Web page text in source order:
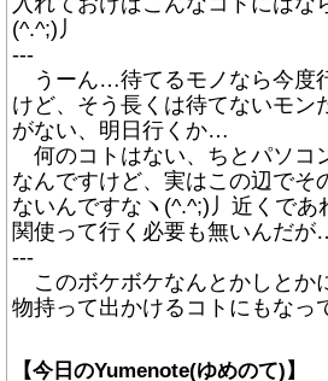
(^.^;)丿
---
うーん…待てるモノなら今度
けど、そう長くは待てないモン
がない、明日行くか…
何のコトはない、ちとパソコ
なんですけど、実はこの辺でそ
ないんですなヽ(^.^;)丿近くであ
関使って行く必要も無いんだが
---
このボケボケなんとかしとか
物持って出かけるコトにもなっ
【今日のYumenote(ゆめのて)】